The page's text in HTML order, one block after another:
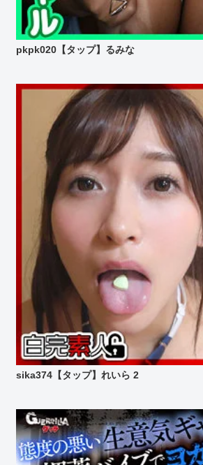
pkpk020【タップ】るみな
sika374【タップ】れいら 2